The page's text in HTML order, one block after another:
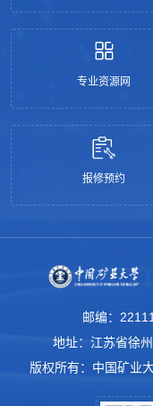
专业资源网
报修预约
邮编：
地址：江苏省徐
版权所有：中国矿业